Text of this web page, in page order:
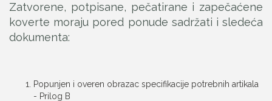
Zatvorene, potpisane, pečatirane i zapečaćene
koverte moraju pored ponude sadržati i sledeća
dokumenta:
Popunjen i overen obrazac specifikacije potrebnih artikala
- Prilog B